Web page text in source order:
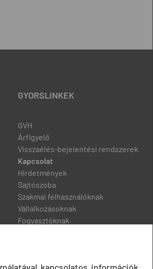
GYORSLINKEK
GVH
Árfigyelő
Visszaélés-bejelentési rendszerek
Kapcsolat
Hirdetmények
Sajtószoba
Szakmai felhasználóknak
Vállalkozásoknak
Fogyasztóknak